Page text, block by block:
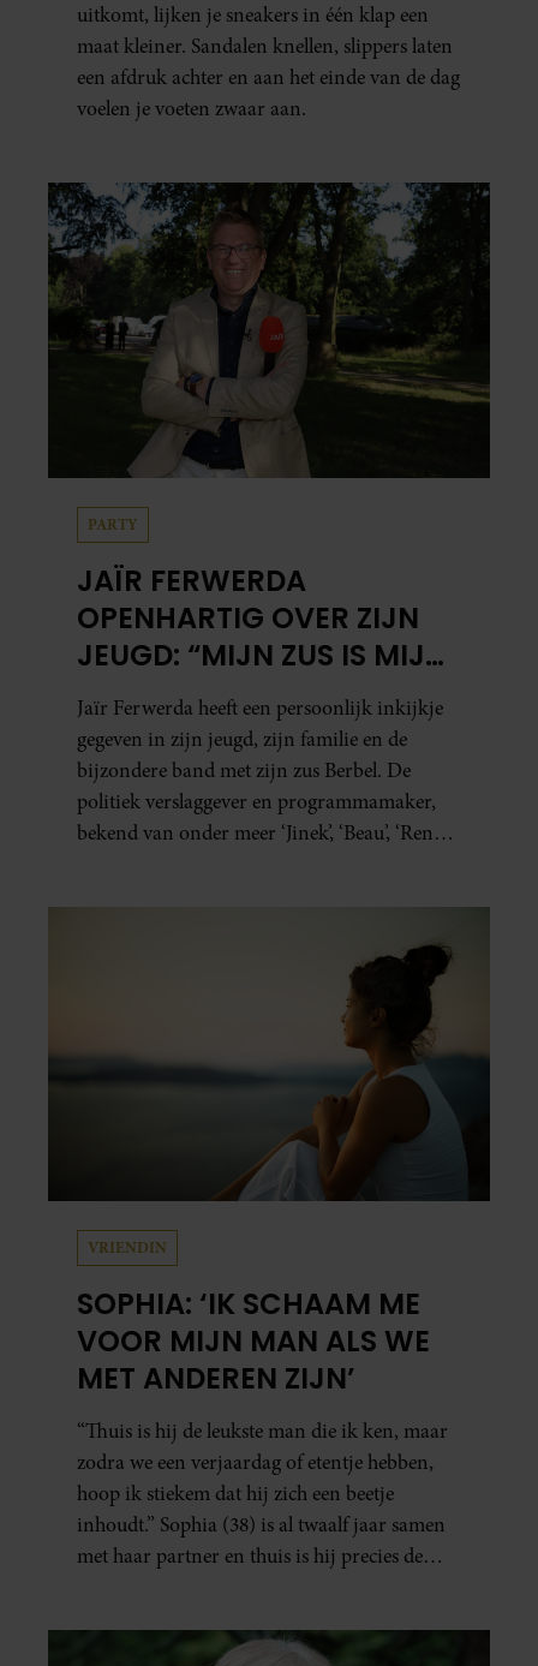
uitkomt, lijken je sneakers in één klap een
maat kleiner. Sandalen knellen, slippers laten
een afdruk achter en aan het einde van de dag
voelen je voeten zwaar aan.
PARTY
JAÏR FERWERDA
OPENHARTIG OVER ZIJN
JEUGD: “MIJN ZUS IS MIJN
MORELE KOMPAS”
Jaïr Ferwerda heeft een persoonlijk inkijkje
gegeven in zijn jeugd, zijn familie en de
bijzondere band met zijn zus Berbel. De
politiek verslaggever en programmamaker,
bekend van onder meer ‘Jinek’, ‘Beau’, ‘Renze’,
VRIENDIN
SOPHIA: ‘IK SCHAAM ME
VOOR MIJN MAN ALS WE
MET ANDEREN ZIJN’
“Thuis is hij de leukste man die ik ken, maar
zodra we een verjaardag of etentje hebben,
hoop ik stiekem dat hij zich een beetje
inhoudt.” Sophia (38) is al twaalf jaar samen
met haar partner en thuis is hij precies de
vaker schaamt zodra ze samen onder de